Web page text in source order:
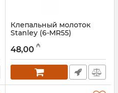
Клепальный молоток
Stanley (6-MR55)
017005008
48,00 ₼